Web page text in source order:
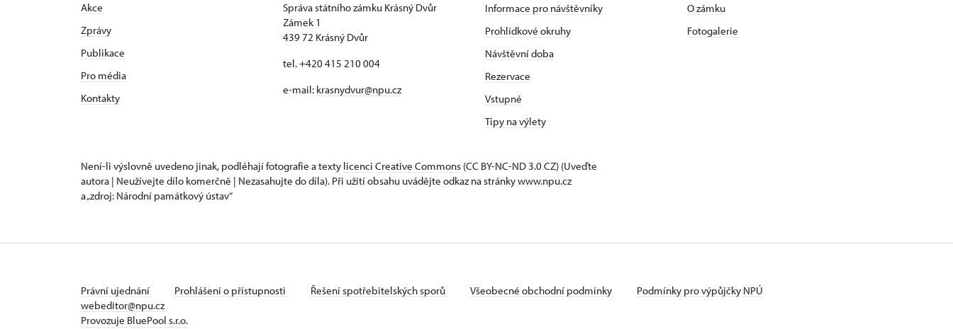
Akce
Zprávy
Publikace
Pro média
Kontakty
Správa státního zámku Krásný Dvůr
Zámek 1
439 72 Krásný Dvůr
tel. +420 415 210 004
e-mail: krasnydvur@npu.cz
Informace pro návštěvníky
Prohlídkové okruhy
Návštěvní doba
Rezervace
Vstupné
Tipy na výlety
O zámku
Fotogalerie
Není-li výslovně uvedeno jinak, podléhají fotografie a texty licenci Creative Commons (CC BY-NC-ND 3.0 CZ) (Uveďte
autora | Neužívejte dílo komerčně | Nezasahujte do díla). Při užití obsahu uvádějte odkaz na stránky www.npu.cz
a „zdroj: Národní památkový ústav“
Právní ujednání Prohlášení o přístupnosti Řešení spotřebitelských sporů Všeobecné obchodní podmínky
Podmínky pro výpůjčky NPÚ
webeditor@npu.cz
Provozuje BluePool s.r.o.